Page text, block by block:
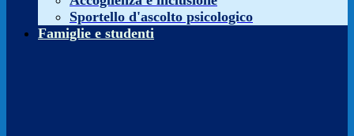
Sportello d'ascolto psicologico
Famiglie e studenti